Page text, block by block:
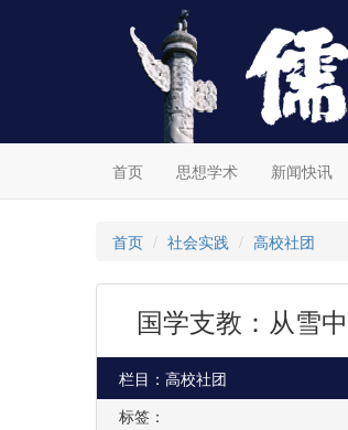
首页 思想学术 新闻快讯
首页 社会实践 高校社团
国学支教：从雪
栏目：高校社团
标签：